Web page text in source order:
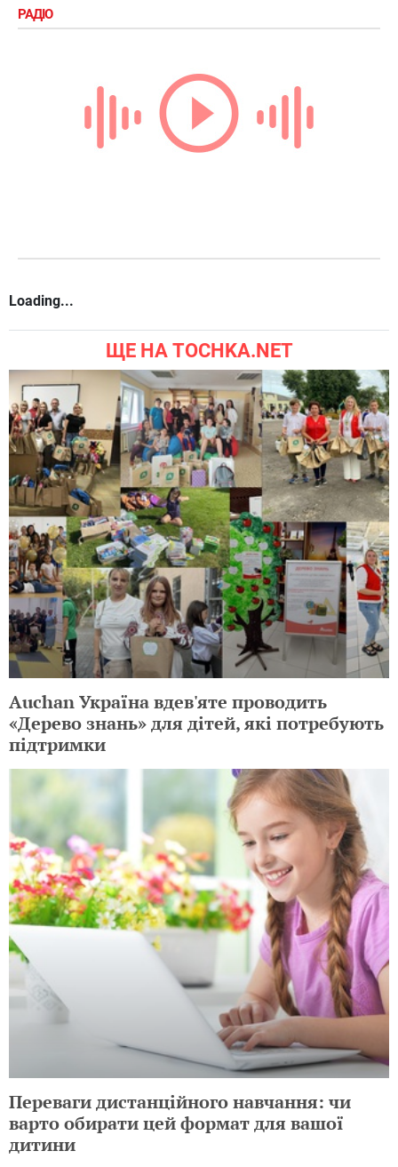
РАДІО
Loading...
ЩЕ НА TOCHKA.NET
Auchan Україна вдев'яте проводить
«Дерево знань» для дітей, які потребують
підтримки
Переваги дистанційного навчання: чи
варто обирати цей формат для вашої
дитини